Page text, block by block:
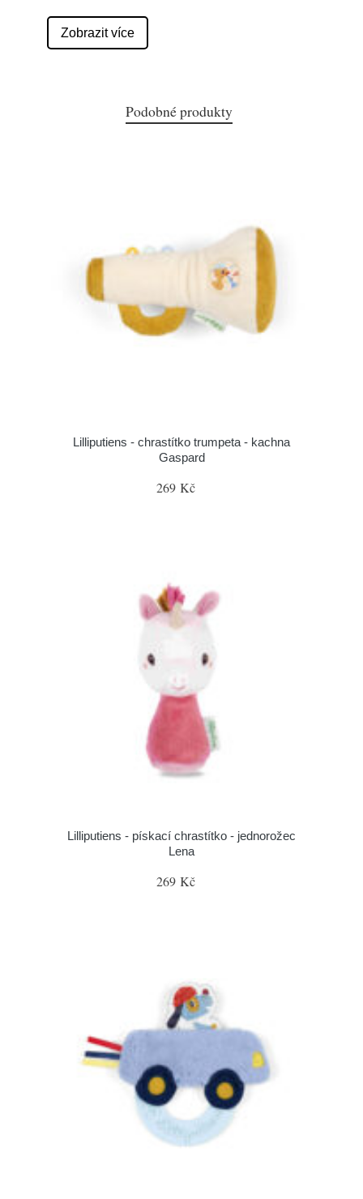
Zobrazit více
Podobné produkty
Lilliputiens - chrastítko trumpeta - kachna
Gaspard
269 Kč
Lilliputiens - pískací chrastítko - jednorožec
Lena
269 Kč